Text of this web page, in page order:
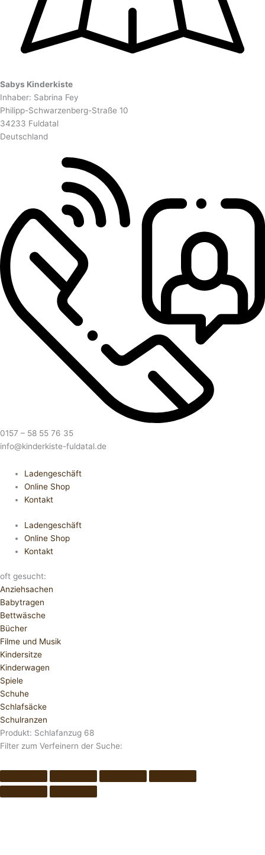
Sabys Kinderkiste
Inhaber: Sabrina Fey
Philipp-Schwarzenberg-Straße 10
34233 Fuldatal
Deutschland
0157 – 58 55 76 35
info@kinderkiste-fuldatal.de
Ladengeschäft
Online Shop
Kontakt
Ladengeschäft
Online Shop
Kontakt
oft gesucht:
Anziehsachen
Babytragen
Bettwäsche
Bücher
Filme und Musik
Kindersitze
Kinderwagen
Spiele
Schuhe
Schlafsäcke
Schulranzen
Produkt: Schlafanzug 68
Filter zum Verfeinern der Suche: